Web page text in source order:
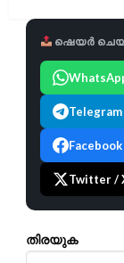
ഷെയർ
Telegram
Facebook
Twitter /
തിരയുക